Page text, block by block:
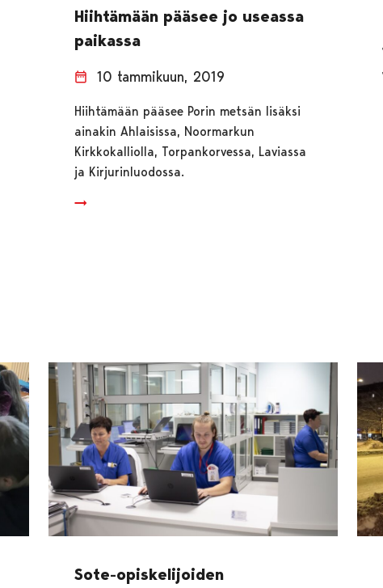
Hiihtämään pääsee jo useassa
paikassa
10 tammikuun, 2019
Hiihtämään pääsee Porin metsän lisäksi
ainakin Ahlaisissa, Noormarkun
Kirkkokalliolla, Torpankorvessa, Laviassa
ja Kirjurinluodossa.
Sote-opiskelijoiden